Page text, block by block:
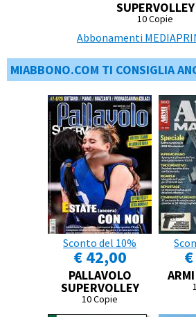
SUPERVOLLEY
10 Copie
Abbonamenti
MIABBONO.COM TI CONSIGLIA
Sconto del 10%
€ 42,00
PALLAVOLO
SUPERVOLLEY
10 Copie